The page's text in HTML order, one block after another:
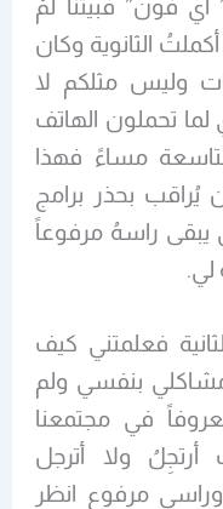
آي فون” فبيتنا لَمْ
الثانوية وكان
وليس مثلكم لا
لما تحملون الهاتف
مساءً فهذا
يُراقب بحذر برامج
يبقى راسهُ مرفوعاً
لي.
فعلمتني كيف
بنفسي ولم
في مجتمعنا
أرتجِلُ ولا أترجل
مرفوع انظر